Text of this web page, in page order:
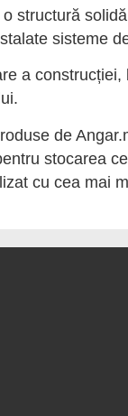
structură
sisteme
a
de
stocarea
cu cea mai